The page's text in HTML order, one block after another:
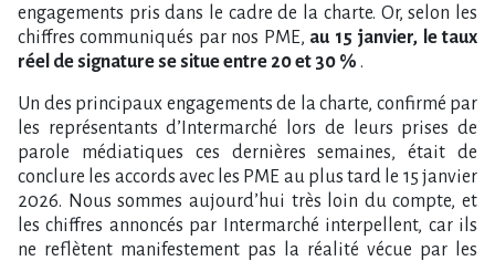
engagements pris dans le cadre de la charte. Or, selon les
chiffres communiqués par nos PME, au 15 janvier, le taux
réel de signature se situe entre 20 et 30 % .
Un des principaux engagements de la charte, confirmé par
les représentants d’Intermarché lors de leurs prises de
parole médiatiques ces dernières semaines, était de
conclure les accords avec les PME au plus tard le 15 janvier
2026. Nous sommes aujourd’hui très loin du compte, et
les chiffres annoncés par Intermarché interpellent, car ils
ne reflètent manifestement pas la réalité vécue par les